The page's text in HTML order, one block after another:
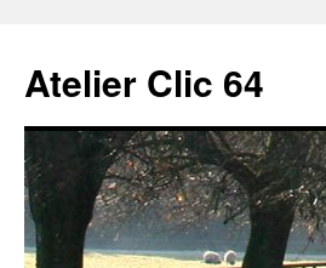
contenu
Atelier Clic 64